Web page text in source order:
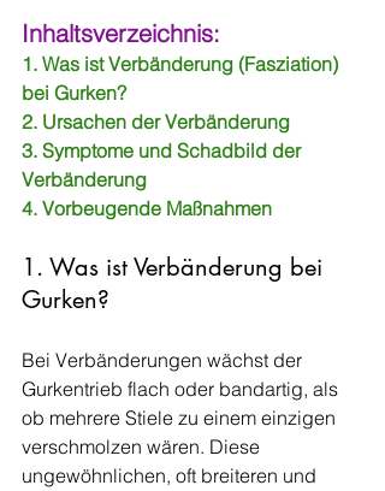
Inhaltsverzeichnis:
1. Was ist Verbänderung (Fasziation)
bei Gurken?
2. Ursachen der Verbänderung
3. Symptome und Schadbild der
Verbänderung
4. Vorbeugende Maßnahmen
1. Was ist Verbänderung bei
Gurken?
Bei Verbänderungen wächst der
Gurkentrieb flach oder bandartig, als
ob mehrere Stiele zu einem einzigen
verschmolzen wären. Diese
ungewöhnlichen, oft breiteren und